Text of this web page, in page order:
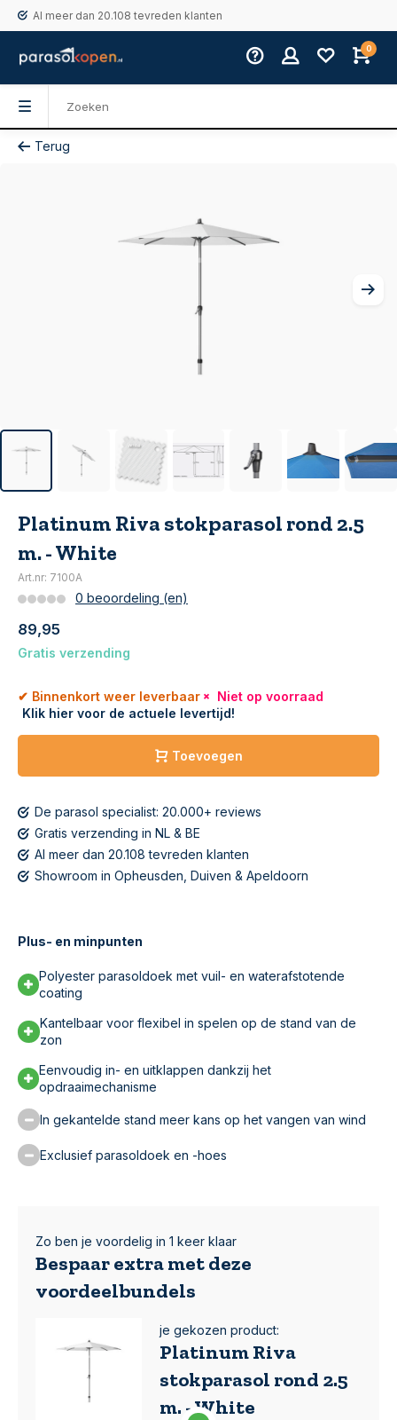
Al meer dan 20.108 tevreden klanten
0
Terug
Platinum Riva stokparasol rond 2.5
m. - White
Art.nr: 7100A
0 beoordeling (en)
89,95
Gratis verzending
Niet op voorraad
Klik hier voor de actuele levertijd!
Toevoegen
De parasol specialist: 20.000+ reviews
Gratis verzending in NL & BE
Al meer dan 20.108 tevreden klanten
Showroom in Opheusden, Duiven & Apeldoorn
Plus- en minpunten
Polyester parasoldoek met vuil- en waterafstotende
coating
Kantelbaar voor flexibel in spelen op de stand van de
zon
Eenvoudig in- en uitklappen dankzij het
opdraaimechanisme
In gekantelde stand meer kans op het vangen van wind
Exclusief parasoldoek en -hoes
Zo ben je voordelig in 1 keer klaar
Bespaar extra met deze
voordeelbundels
je gekozen product:
Platinum Riva
stokparasol rond 2.5
m. - White